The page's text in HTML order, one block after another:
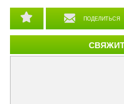
ПОДЕЛИТЬСЯ